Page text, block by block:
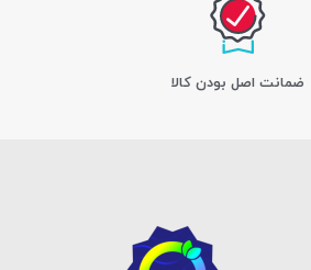
ﺿﻤﺎﻧﺖ اﺻﻞ ﺑﻮدن ﮐﺎﻟﺎ